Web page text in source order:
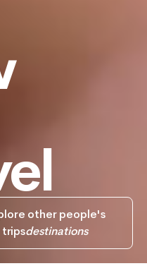
other people's
tripsdestinations